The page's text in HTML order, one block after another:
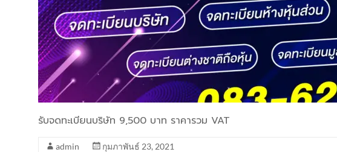
รับจดทะเบียนบริษัท 9,500 บาท ราคารวม VAT
admin
กุมภาพันธ์ 23, 2021